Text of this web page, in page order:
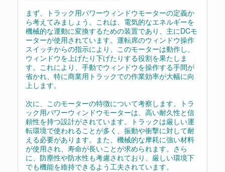
まず、トラック用パワーウィンドウモーターの定義か
ら考えてみましょう。これは、電気的なエネルギーを
機械的な運動に変換するための装置であり、主にDCモ
ーターが使用されています。運転席のウィンドウ操作
スイッチからの指示により、このモーターは動作し、
ウィンドウを上げたり下げたりする役割を果たしま
す。これにより、手動でウィンドウを操作する手間が
省かれ、特に商業用トラックでの作業効率が大幅に向
上します。
次に、このモーターの特徴について考察します。トラ
ック用パワーウィンドウモーターは、高い耐久性と信
頼性を持つ設計がされています。トラックは厳しい運
転環境で使われることが多く、振動や衝撃に対して耐
える必要があります。また、機械的な摩耗に強い材料
が使用され、寿命が長いことが求められます。さら
に、防塵性や防水性も考慮されており、厳しい環境下
でも機能を維持できるよう工夫されています。